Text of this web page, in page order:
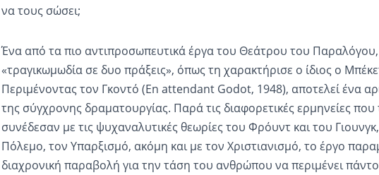
να τους σώσει;
Ένα από τα πιο αντιπροσωπευτικά έργα του Θεάτρου του Παραλόγου,
«τραγικωμωδία σε δυο πράξεις», όπως τη χαρακτήρισε ο ίδιος ο
Περιμένοντας τον Γκοντό (En attendant Godot, 1948), αποτελεί ένα
της σύγχρονης δραματουργίας. Παρά τις διαφορετικές ερμηνείες που
συνέδεσαν με τις ψυχαναλυτικές θεωρίες του Φρόυντ και του
Πόλεμο, τον Υπαρξισμό, ακόμη και με τον Χριστιανισμό, το έργο
διαχρονική παραβολή για την τάση του ανθρώπου να περιμένει